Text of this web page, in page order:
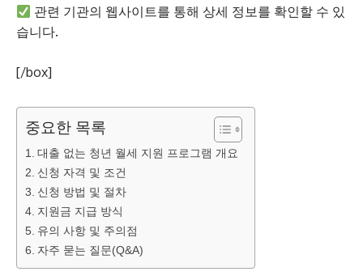
관련 기관의 웹사이트를 통해 상세 정보를 확인할 수 있
습니다.
[/box]
중요한 목록
대출 없는 청년 월세 지원 프로그램 개요
신청 자격 및 조건
신청 방법 및 절차
지원금 지급 방식
유의 사항 및 주의점
자주 묻는 질문(Q&A)